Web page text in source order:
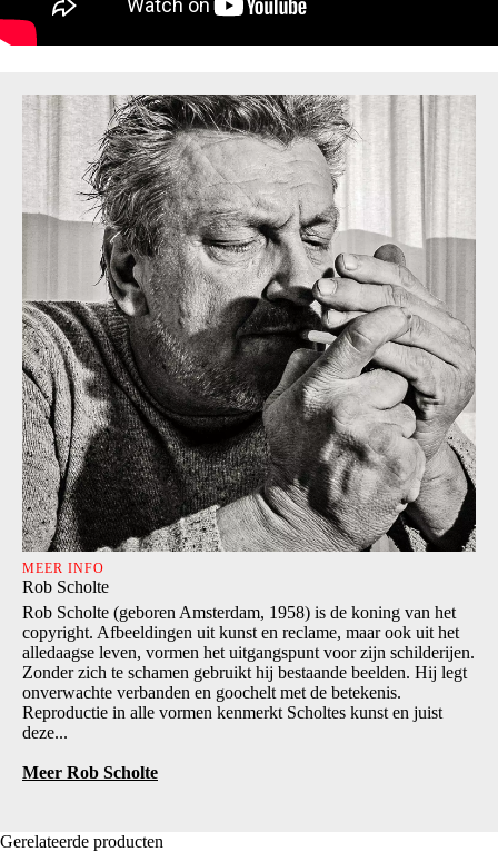
MEER INFO
Rob Scholte
Rob Scholte (geboren Amsterdam, 1958) is de koning van het
copyright. Afbeeldingen uit kunst en reclame, maar ook uit het
alledaagse leven, vormen het uitgangspunt voor zijn schilderijen.
Zonder zich te schamen gebruikt hij bestaande beelden. Hij legt
onverwachte verbanden en goochelt met de betekenis.
Reproductie in alle vormen kenmerkt Scholtes kunst en juist
deze...
Meer Rob Scholte
Gerelateerde producten